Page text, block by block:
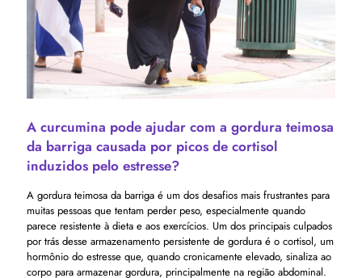
A curcumina pode ajudar com a gordura teimosa
da barriga causada por picos de cortisol
induzidos pelo estresse?
A gordura teimosa da barriga é um dos desafios mais frustrantes para
muitas pessoas que tentam perder peso, especialmente quando
parece resistente à dieta e aos exercícios. Um dos principais culpados
por trás desse armazenamento persistente de gordura é o cortisol, um
hormônio do estresse que, quando cronicamente elevado, sinaliza ao
corpo para armazenar gordura, principalmente na região abdominal.